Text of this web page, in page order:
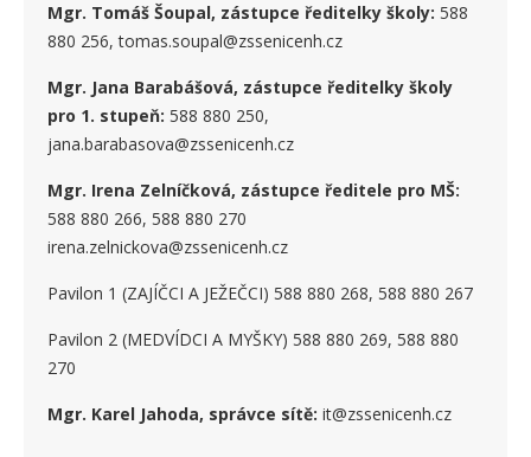
Mgr. Tomáš Šoupal, zástupce ředitelky školy: 588
880 256, tomas.soupal@zssenicenh.cz
Mgr. Jana Barabášová, zástupce ředitelky školy
pro 1. stupeň: 588 880 250,
jana.barabasova@zssenicenh.cz
Mgr. Irena Zelníčková, zástupce ředitele pro MŠ:
588 880 266, 588 880 270
irena.zelnickova@zssenicenh.cz
Pavilon 1 (ZAJÍČCI A JEŽEČCI) 588 880 268, 588 880 267
Pavilon 2 (MEDVÍDCI A MYŠKY) 588 880 269, 588 880
270
Mgr. Karel Jahoda, správce sítě: it@zssenicenh.cz